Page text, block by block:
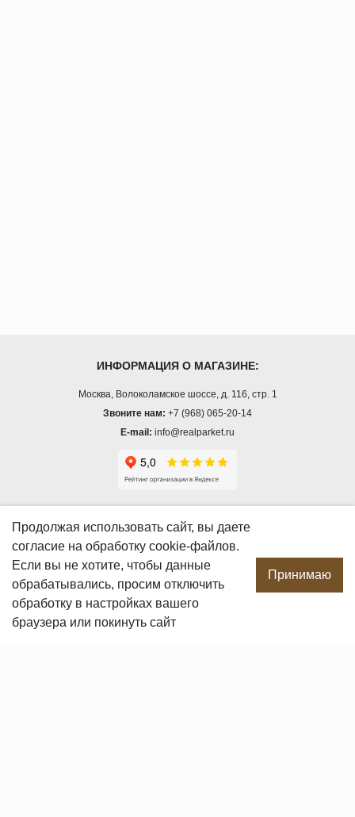
ИНФОРМАЦИЯ О МАГАЗИНЕ:
Москва, Волоколамское шоссе, д. 116, стр. 1
Звоните нам: +7 (968) 065-20-14
E-mail: info@realparket.ru
О компании
Производство
Сотрудничество
Сертификаты продукции
Вакансии
Продолжая использовать сайт, вы даете
согласие на обработку cookie-файлов.
Если вы не хотите, чтобы данные
обрабатывались, просим отключить
обработку в настройках вашего
браузера или покинуть сайт
Принимаю